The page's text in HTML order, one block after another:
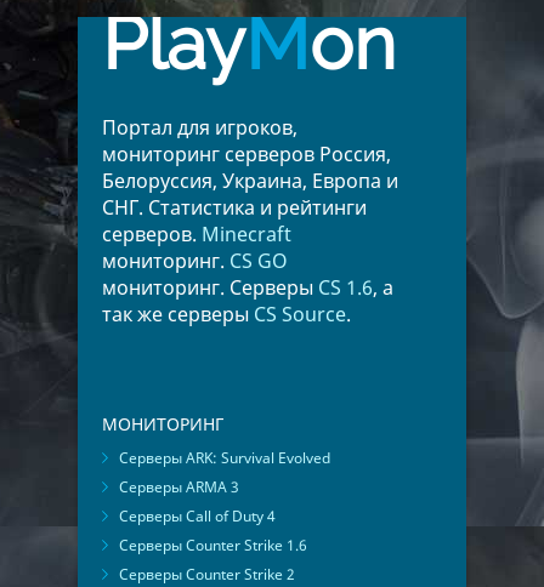
PlayMon
Портал для игроков,
мониторинг серверов Россия,
Белоруссия, Украина, Европа и
СНГ. Статистика и рейтинги
серверов. Minecraft
мониторинг. CS GO
мониторинг. Серверы CS 1.6, а
так же серверы CS Source.
МОНИТОРИНГ
Серверы ARK: Survival Evolved
Серверы ARMA 3
Серверы Call of Duty 4
Серверы Counter Strike 1.6
Серверы Counter Strike 2